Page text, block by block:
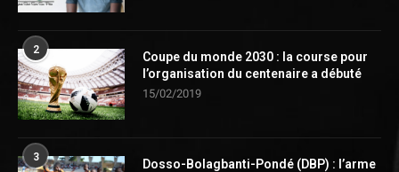
2
Coupe du monde 2030 : la course pour
l’organisation du centenaire a débuté
15/02/2019
3
Dosso-Bolagbanti-Pondé (DBP) : l’arme